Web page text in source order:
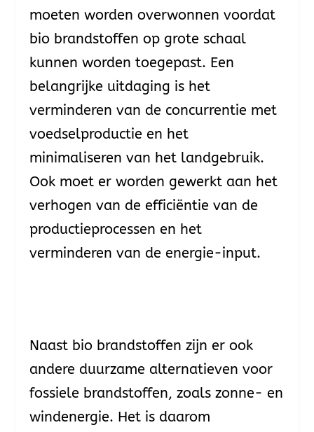
moeten worden overwonnen voordat
bio brandstoffen op grote schaal
kunnen worden toegepast. Een
belangrijke uitdaging is het
verminderen van de concurrentie met
voedselproductie en het
minimaliseren van het landgebruik.
Ook moet er worden gewerkt aan het
verhogen van de efficiëntie van de
productieprocessen en het
verminderen van de energie-input.
Naast bio brandstoffen zijn er ook
andere duurzame alternatieven voor
fossiele brandstoffen, zoals zonne- en
windenergie. Het is daarom